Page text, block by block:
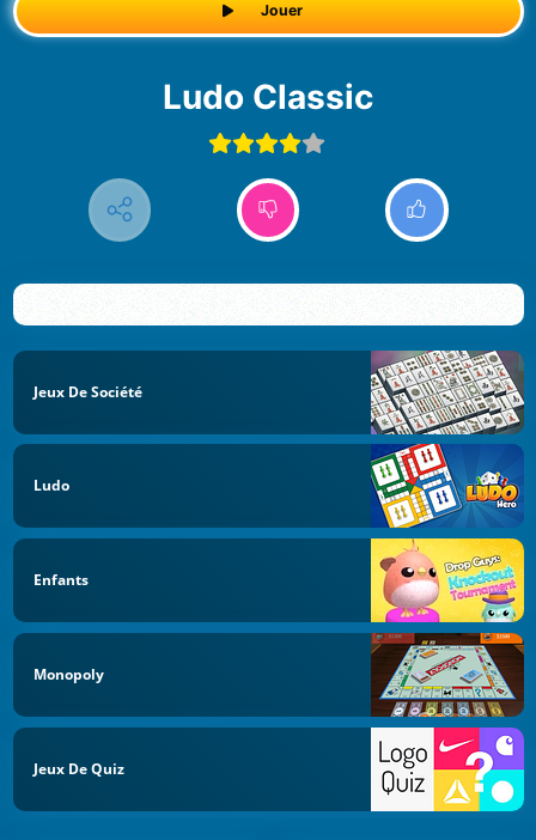
Jouer
Ludo Classic
Jeux De Société
Ludo
Enfants
Monopoly
Jeux De Quiz